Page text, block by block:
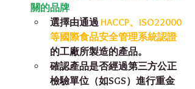
關的品牌
選擇由通過 HACCP、ISO22000
等國際食品安全管理系統認證
的工廠所製造的產品。
確認產品是否經過第三方公正
檢驗單位 （如SGS）進行重金